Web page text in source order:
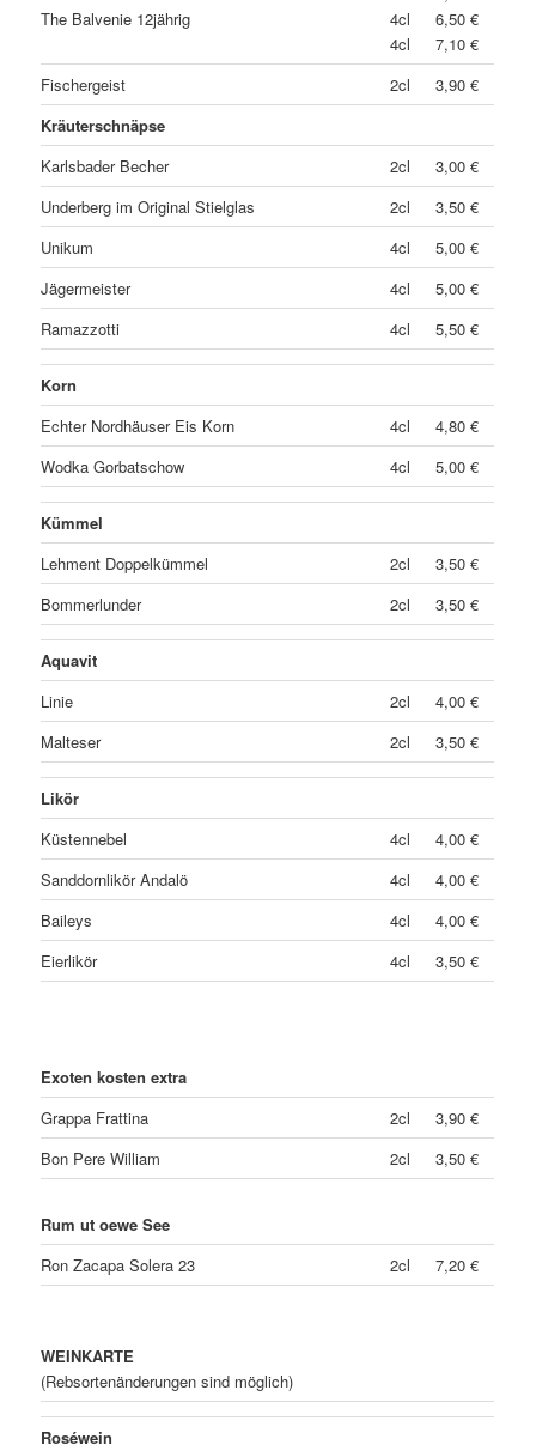
The Balvenie 12jährig
4cl
4cl
6,50 €
7,10 €
Fischergeist
2cl
3,90 €
Kräuterschnäpse
Karlsbader Becher
2cl
3,00 €
Underberg im Original Stielglas
2cl
3,50 €
Unikum
4cl
5,00 €
Jägermeister
4cl
5,00 €
Ramazzotti
4cl 5,50 €
Korn
Echter Nordhäuser Eis Korn
4cl
4,80 €
Wodka Gorbatschow
4cl 5,00 €
Kümmel
Lehment Doppelkümmel
2cl
3,50 €
Bommerlunder
2cl 3,50 €
Aquavit
Linie
2cl
4,00 €
Malteser
2cl 3,50 €
Likör
Küstennebel
4cl
4,00 €
Sanddornlikör Andalö
4cl
4,00 €
Baileys
4cl
4,00 €
Eierlikör
4cl 3,50 €
Exoten kosten extra
Grappa Frattina
2cl
3,90 €
Bon Pere William
2cl 3,50 €
Rum ut oewe See
Ron Zacapa Solera 23
2cl 7,20 €
WEINKARTE
(Rebsortenänderungen sind möglich)
Roséwein